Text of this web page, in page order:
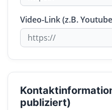
Video-Link (z.B.
publiziert)